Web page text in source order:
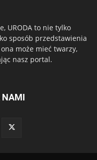
URODA to nie tylko
sposób przedstawienia
może mieć twarzy,
nasz portal.
NAMI